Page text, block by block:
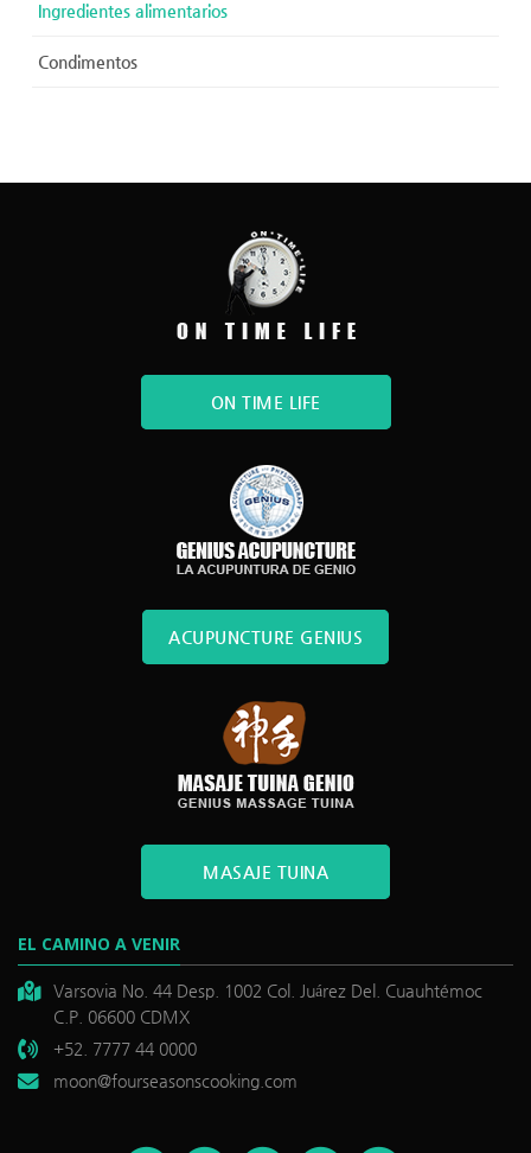
Ingredientes alimentarios
Condimentos
ON TIME LIFE
ACUPUNCTURE GENIUS
MASAJE TUINA
EL CAMINO A VENIR
Varsovia No. 44 Desp. 1002 Col. Juárez Del. Cuauhtémoc
C.P. 06600 CDMX
+52. 7777 44 0000
moon@fourseasonscooking.com